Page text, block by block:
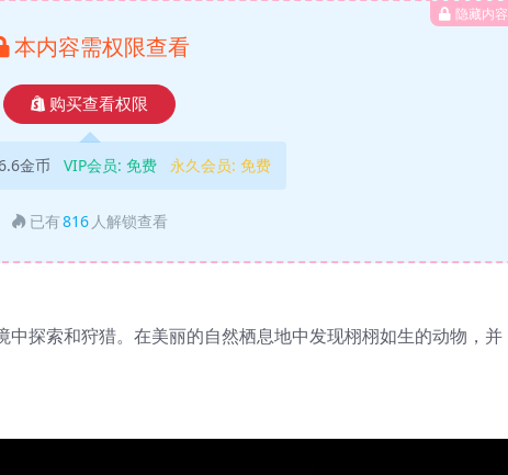
隐藏内容
本内容需权限查看
购买查看权限
金币 VIP会员: 免费 永久会员: 免费
已有816 人解锁查看
探索和狩猎。在美丽的自然栖息地中发现栩栩如生的动物，并